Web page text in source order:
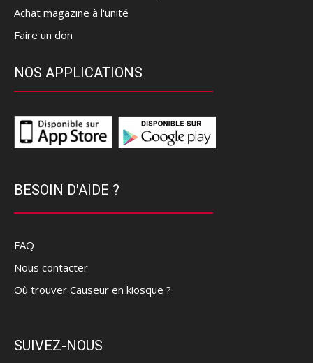
Achat magazine à l'unité
Faire un don
NOS APPLICATIONS
BESOIN D'AIDE ?
FAQ
Nous contacter
Où trouver Causeur en kiosque ?
SUIVEZ-NOUS